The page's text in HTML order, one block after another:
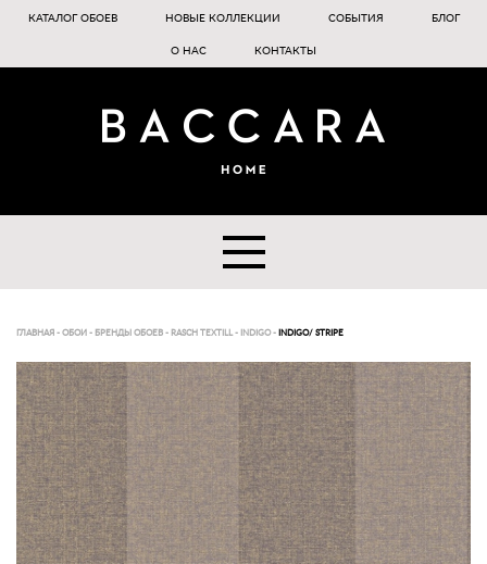
КАТАЛОГ ОБОЕВ НОВЫЕ КОЛЛЕКЦИИ СОБЫТИЯ БЛОГ
О НАС КОНТАКТЫ
ГЛАВНАЯ - ОБОИ - БРЕНДЫ ОБОЕВ - RASCH TEXTILL- INDIGO- INDIGO/ STRIPE